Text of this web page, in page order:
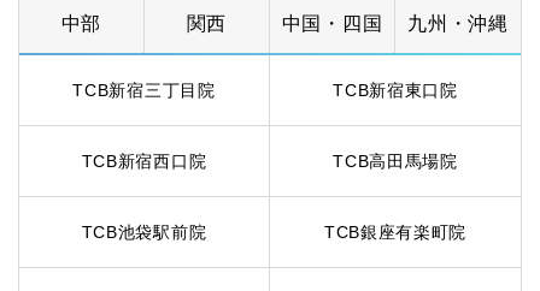
中部 関西 中国・四国 九州・沖縄
TCB新宿三丁目院 TCB新宿東口院
TCB新宿西口院 TCB高田馬場院
TCB池袋駅前院 TCB銀座有楽町院